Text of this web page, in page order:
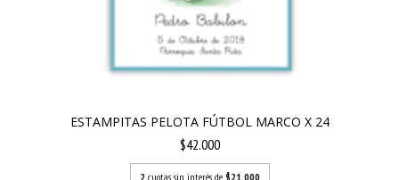
ESTAMPITAS PELOTA FÚTBOL MARCO X 24
$42.000
2 cuotas sin interés de $21.000